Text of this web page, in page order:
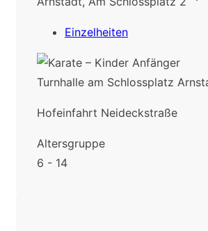
Einzelheiten
Turnhalle am Schlossplatz
Hofeinfahrt Neideckstraße
Altersgruppe
6 - 14